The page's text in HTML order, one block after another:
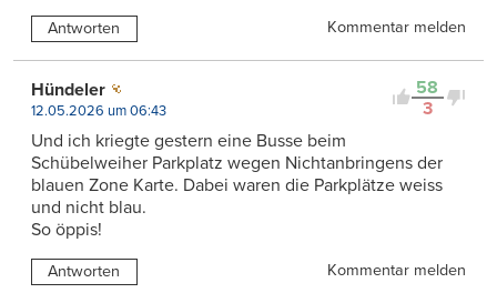
Antworten Kommentar melden
58
3
Hündeler
12.05.2026 um 06:43
Und ich kriegte gestern eine Busse beim
Schübelweiher Parkplatz wegen Nichtanbringens der
blauen Zone Karte. Dabei waren die Parkplätze weiss
und nicht blau.
So öppis!
Antworten
Kommentar melden